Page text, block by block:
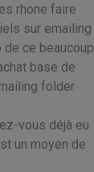
rhone faire
sur emailing
ce beaucoup
base de
folder
vous déjà eu
un moyen de